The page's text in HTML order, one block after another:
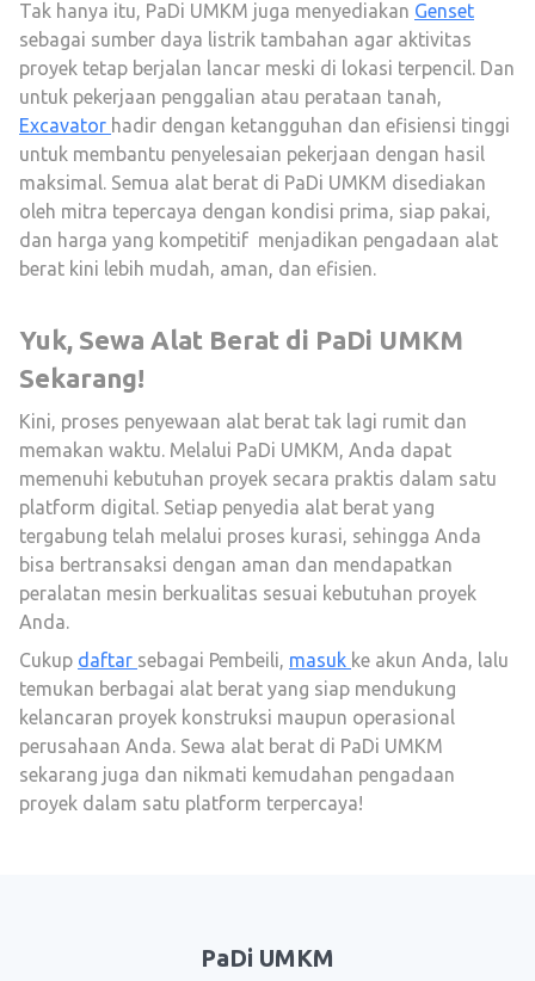
Tak hanya itu, PaDi UMKM juga menyediakan Genset
sebagai sumber daya listrik tambahan agar aktivitas
proyek tetap berjalan lancar meski di lokasi terpencil. Dan
untuk pekerjaan penggalian atau perataan tanah,
Excavator hadir dengan ketangguhan dan efisiensi tinggi
untuk membantu penyelesaian pekerjaan dengan hasil
maksimal. Semua alat berat di PaDi UMKM disediakan
oleh mitra tepercaya dengan kondisi prima, siap pakai,
dan harga yang kompetitif menjadikan pengadaan alat
berat kini lebih mudah, aman, dan efisien.
Yuk, Sewa Alat Berat di PaDi UMKM
Sekarang!
Kini, proses penyewaan alat berat tak lagi rumit dan
memakan waktu. Melalui PaDi UMKM, Anda dapat
memenuhi kebutuhan proyek secara praktis dalam satu
platform digital. Setiap penyedia alat berat yang
tergabung telah melalui proses kurasi, sehingga Anda
bisa bertransaksi dengan aman dan mendapatkan
peralatan mesin berkualitas sesuai kebutuhan proyek
Anda.
Cukup daftar sebagai Pembeili, masuk ke akun Anda, lalu
temukan berbagai alat berat yang siap mendukung
kelancaran proyek konstruksi maupun operasional
perusahaan Anda. Sewa alat berat di PaDi UMKM
sekarang juga dan nikmati kemudahan pengadaan
proyek dalam satu platform terpercaya!
PaDi UMKM